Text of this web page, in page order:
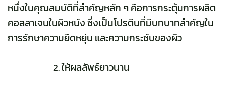
หนึ่งในคุณสมบัติที่สำคัญหลัก ๆ คือการกระตุ้นการผลิต
คอลลาเจนในผิวหนัง ซึ่งเป็นโปรตีนที่มีบทบาทสำคัญใน
การรักษาความยืดหยุ่น และความกระชับของผิว
ให้ผลลัพธ์ยาวนาน